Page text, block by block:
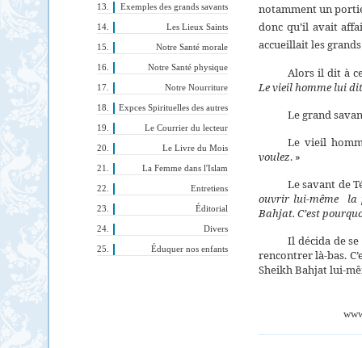
Exemples des grands savants
Les Lieux Saints
Notre Santé morale
Notre Santé physique
Notre Nourriture
Expces Spirituelles des autres
Le Courrier du lecteur
Le Livre du Mois
La Femme dans l'Islam
Entretiens
Éditorial
Divers
Éduquer nos enfants
notamment un
donc qu’il avait
accueillait les
Alors il dit à
Le vieil homme lui
Le grand
Le vieil
voulez. »
Le savant de
ouvrir lui-même
la
Bahjat. C’est
Il décida de
rencontrer là-bas.
Sheikh Bahjat lui-